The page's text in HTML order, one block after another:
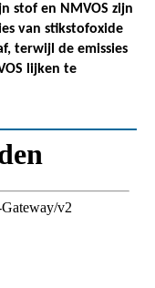
stof en NMVOS zijn
van stikstofoxide
terwijl de emissies
lijken te